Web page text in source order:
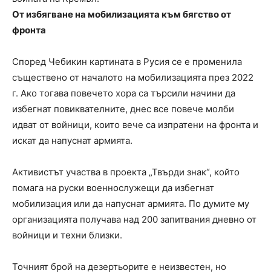
От избягване на мобилизацията към бягство от
фронта
Според Чебикин картината в Русия се е променила
съществено от началото на мобилизацията през 2022
г. Ако тогава повечето хора са търсили начини да
избегнат повиквателните, днес все повече молби
идват от войници, които вече са изпратени на фронта и
искат да напуснат армията.
Активистът участва в проекта „Твърди знак“, който
помага на руски военнослужещи да избегнат
мобилизация или да напуснат армията. По думите му
организацията получава над 200 запитвания дневно от
войници и техни близки.
Точният брой на дезертьорите е неизвестен, но